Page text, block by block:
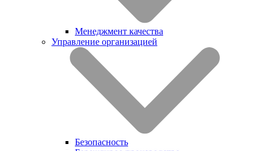
Менеджмент качества
Управление организацией
Безопасность